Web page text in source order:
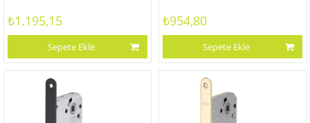
₺1.195,15
Sepete Ekle
₺954,80
Sepete Ekle